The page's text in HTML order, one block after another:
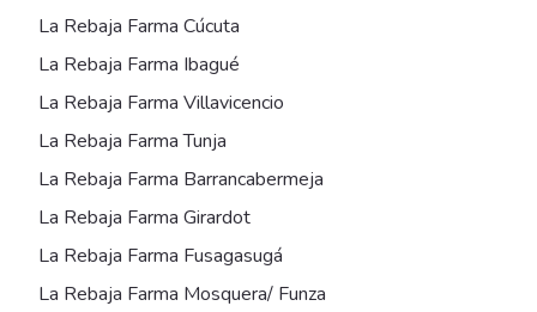
La Rebaja Farma Cúcuta
La Rebaja Farma Ibagué
La Rebaja Farma Villavicencio
La Rebaja Farma Tunja
La Rebaja Farma Barrancabermeja
La Rebaja Farma Girardot
La Rebaja Farma Fusagasugá
La Rebaja Farma Mosquera/ Funza